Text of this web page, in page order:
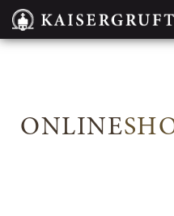
Seitenbereiche:
ONLINE